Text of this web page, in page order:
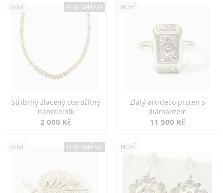
NOVÉ OBJEDNÁNO
Stříbrný zlacený starožitný
náhrdelník
2 000 Kč
NOVÉ
Zlatý art-deco prsten s
diamantem
11 500 Kč
NOVÉ OBJEDNÁNO NOVÉ